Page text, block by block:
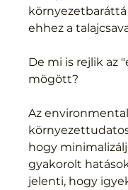
ehhez a
De mi is rejlik az
mögött?
Az
hogy
gyakorolt
jelenti, hogy